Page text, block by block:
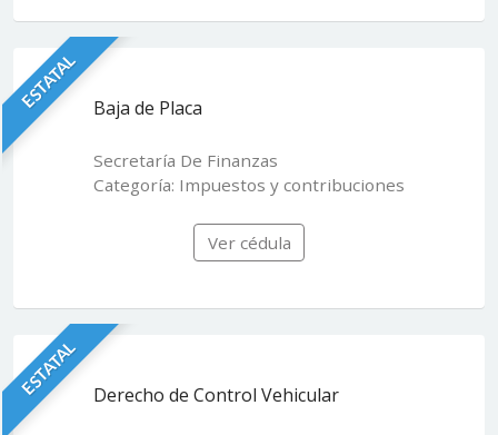
ESTATAL Baja de Placa
Secretaría De Finanzas
Categoría: Impuestos y contribuciones
Ver cédula
ESTATAL Derecho de Control Vehicular